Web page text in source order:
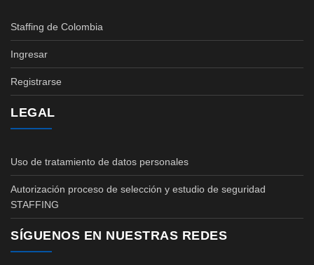
Staffing de Colombia
Ingresar
Registrarse
LEGAL
Uso de tratamiento de datos personales
Autorización proceso de selección y estudio de seguridad
STAFFING
SÍGUENOS EN NUESTRAS REDES